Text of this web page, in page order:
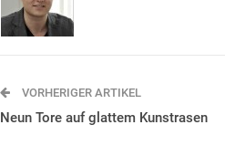
VORHERIGER ARTIKEL
Neun Tore auf glattem Kunstrasen